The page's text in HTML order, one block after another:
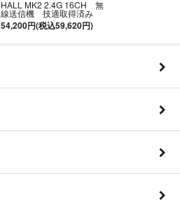
HALL MK2 2.4G 16CH 無
線送信機 技適取得済み
54,200円(税込59,620円)